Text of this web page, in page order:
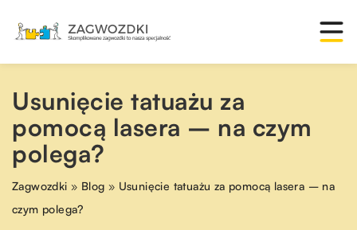
Usunięcie tatuażu za
pomocą lasera – na czym
polega?
Zagwozdki » Blog » Usunięcie tatuażu za pomocą lasera – na
czym polega?